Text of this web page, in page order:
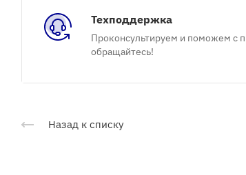
Техподдержка
Проконсультируем и поможем с
обращайтесь!
Назад к списку